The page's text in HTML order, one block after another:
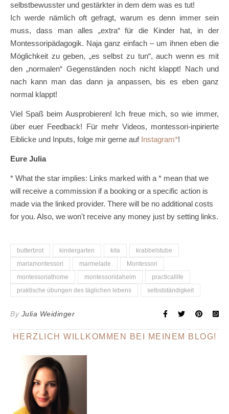
selbstbewusster und gestärkter in dem dem was es tut!
Ich werde nämlich oft gefragt, warum es denn immer sein
muss, dass man alles „extra“ für die Kinder hat, in der
Montessoripädagogik. Naja ganz einfach – um ihnen eben die
Möglichkeit zu geben, „es selbst zu tun“, auch wenn es mit
den „normalen“ Gegenständen noch nicht klappt! Nach und
nach kann man das dann ja anpassen, bis es eben ganz
normal klappt!
Viel Spaß beim Ausprobieren! Ich freue mich, so wie immer,
über euer Feedback! Für mehr Videos, montessori-inpirierte
Eiblicke und Inputs, folge mir gerne auf Instagram !
Eure Julia
* What the star implies: Links marked with a * mean that we
will receive a commission if a booking or a specific action is
made via the linked provider. There will be no additional costs
for you. Also, we won't receive any money just by setting links.
butterbrot kindergarten kita
krabbelstube
mariamontessori
marmelade
Montessori
montessoriathome
montessoridaheim
practicallife
praktische übungen des täglichen lebens
selbstständigkeit
By Julia Weidinger
HERZLICH WILLKOMMEN BEI MEINEM BLOG!